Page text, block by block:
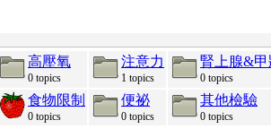
高壓氧
0 topics
注意力
1 topics
腎上腺&甲
0 topics
食物限制
0 topics
便祕
0 topics
其他檢驗
0 topics